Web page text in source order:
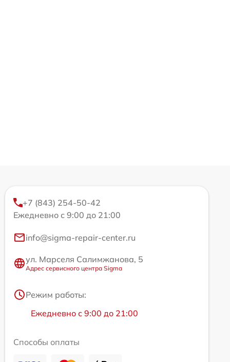
+7 (843) 254-50-42
Ежедневно с 9:00 до 21:00
info@sigma-repair-center.ru
ул. Марселя Салимжанова, 5
Адрес сервисного центра Sigma
Режим работы:
Ежедневно с 9:00 до 21:00
Способы оплаты